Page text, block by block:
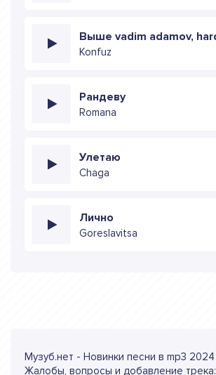
Konfuz
Рандеву
Romana
Улетаю
Chaga
Лично
Goreslavitsa
Музуб.нет - Новинки песни в mp3 2024
Жалобы, вопросы и добавление трека: